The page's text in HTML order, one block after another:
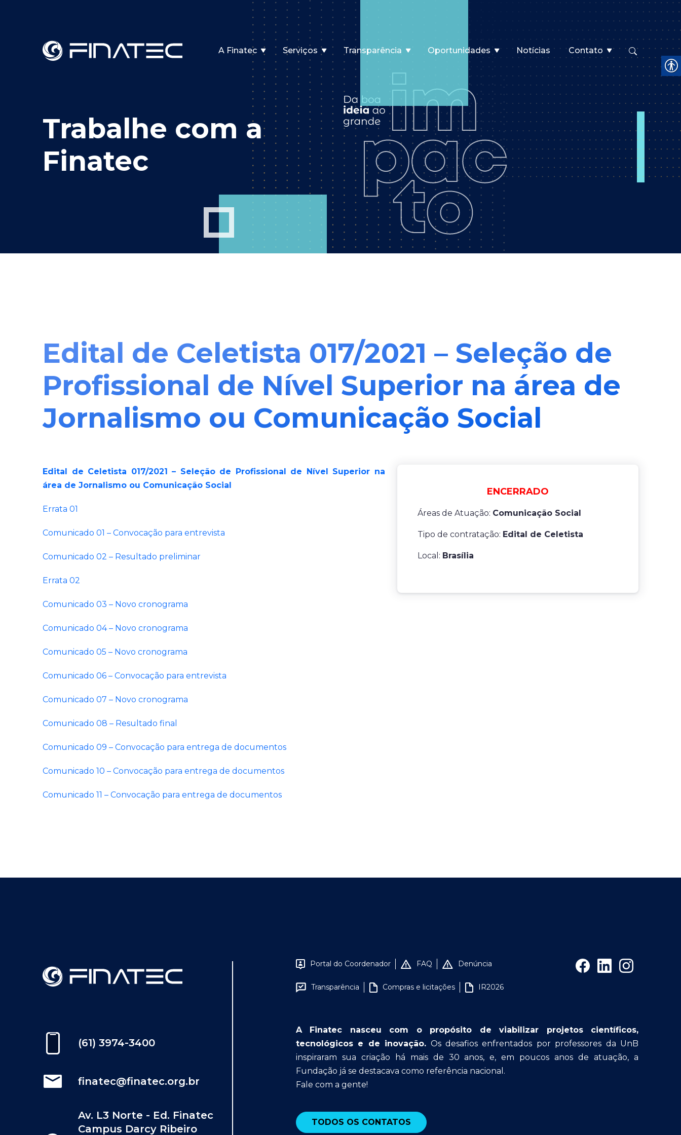
A Finatec Serviços Transparência Oportunidades Notícias Contato
Trabalhe com a
Finatec
Edital de Celetista 017/2021 – Seleção de
Profissional de Nível Superior na área de
Jornalismo ou Comunicação Social
Edital de Celetista 017/2021 – Seleção de Profissional de Nível Superior na
área de Jornalismo ou Comunicação Social
Errata 01
Comunicado 01 – Convocação para entrevista
Comunicado 02 – Resultado preliminar
Errata 02
Comunicado 03 – Novo cronograma
Comunicado 04 – Novo cronograma
Comunicado 05 – Novo cronograma
Comunicado 06 – Convocação para entrevista
Comunicado 07 – Novo cronograma
Comunicado 08 – Resultado final
Comunicado 09 – Convocação para entrega de documentos
Comunicado 10 – Convocação para entrega de documentos
Comunicado 11 – Convocação para entrega de documentos
ENCERRADO
Áreas de Atuação: Comunicação Social
Tipo de contratação: Edital de Celetista
Local: Brasília
(61) 3974-3400
finatec@finatec.org.br
Av. L3 Norte - Ed. Finatec
Campus Darcy Ribeiro
Portal do Coordenador FAQ Denúncia
Transparência Compras e licitações IR2026
A Finatec nasceu com o propósito de viabilizar projetos científicos,
tecnológicos e de inovação. Os desafios enfrentados por professores da UnB
inspiraram sua criação há mais de 30 anos, e, em poucos anos de atuação, a
Fundação já se destacava como referência nacional.
Fale com a gente!
TODOS OS CONTATOS